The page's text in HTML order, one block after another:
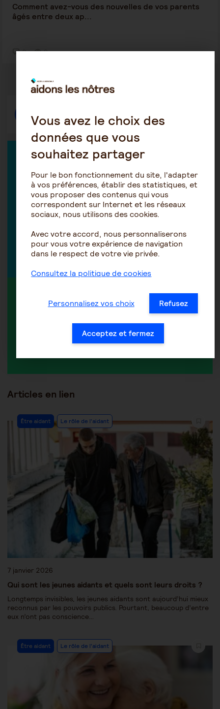
Comment avez-vous des nouvelles de vos parents
âgés entre deux ap...
0 9
Répondre
EXPERT DANS LA DISCUSSION
Les conseillers DOM PLUS
Conseils sur le quotidien de
Découvrir tous nos experts
MEMBRE ACTIF DANS LA DISCUSSION
Je suis aidant
Articles en lien
Être aidant Le rôle de l'aidant
7 janvier 2026
Qui sont les jeunes aidants et quels sont leurs droits ?
Longtemps invisibles, les jeunes aidants sont aujourd’hui mieux
reconnus par les pouvoirs publics. Pourtant, beaucoup d’entre
eux n’ont pas conscience…
Être aidant Le rôle de l'aidant
Vous avez le choix des
données que vous
souhaitez partager
Pour le bon fonctionnement du site, l'adapter
à vos préférences, établir des statistiques, et
vous proposer des contenus qui vous
correspondent sur Internet et les réseaux
sociaux, nous utilisons des cookies.
Avec votre accord, nous personnaliserons
pour vous votre expérience de navigation
dans le respect de votre vie privée.
Consultez la politique de cookies
Personnalisez vos choix Refusez
Acceptez et fermez